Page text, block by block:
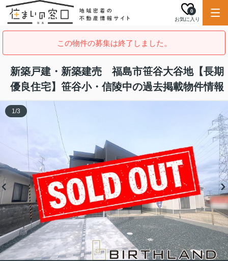
お気に入り
0
この物件の募集は終了しました。
新築戸建・新築建売 福島市笹谷大谷地【長期
優良住宅】笹谷小・信陵中の過去掲載物件情報
1/3